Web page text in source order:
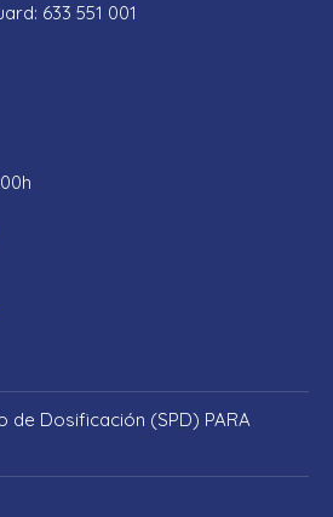
633 551 001
de Dosificación (SPD) PARA